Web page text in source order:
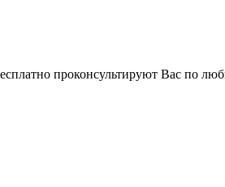
проконсультируют Вас по